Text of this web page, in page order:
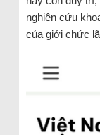
nghiên cứu
của giới chức